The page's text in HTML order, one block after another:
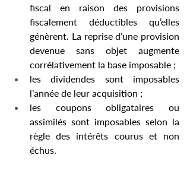
fiscal en raison des provisions
fiscalement déductibles qu’elles
génèrent. La reprise d’une provision
devenue sans objet augmente
corrélativement la base imposable ;
les dividendes sont imposables
l’année de leur acquisition ;
les coupons obligataires ou
assimilés sont imposables selon la
règle des intérêts courus et non
échus.